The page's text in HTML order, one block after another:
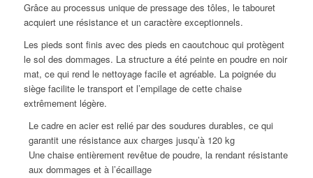
Grâce au processus unique de pressage des tôles, le tabouret
acquiert une résistance et un caractère exceptionnels.
Les pieds sont finis avec des pieds en caoutchouc qui protègent
le sol des dommages. La structure a été peinte en poudre en noir
mat, ce qui rend le nettoyage facile et agréable. La poignée du
siège facilite le transport et l’empilage de cette chaise
extrêmement légère.
Le cadre en acier est relié par des soudures durables, ce qui
garantit une résistance aux charges jusqu’à 120 kg
Une chaise entièrement revêtue de poudre, la rendant résistante
aux dommages et à l’écaillage